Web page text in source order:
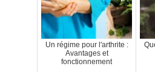
Un régime pour l'arthrite :
Avantages et
fonctionnement